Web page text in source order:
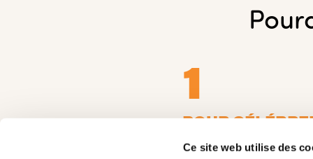
Ce site web utilise des
1
POUR
ÉTUDIANT.ES